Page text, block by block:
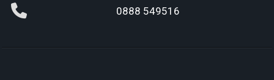
0888 549516